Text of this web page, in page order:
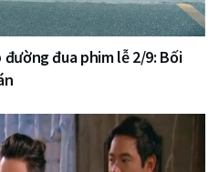
đua phim lễ 2/9: Bối